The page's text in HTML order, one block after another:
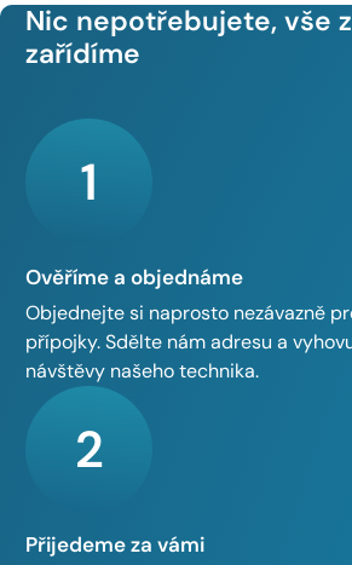
Nic nepotřebujete, vše
zařídíme
1
Ověříme a objednáme
Objednejte si naprosto nezávazně
přípojky. Sdělte nám adresu a
návštěvy našeho technika.
2
Přijedeme za vámi